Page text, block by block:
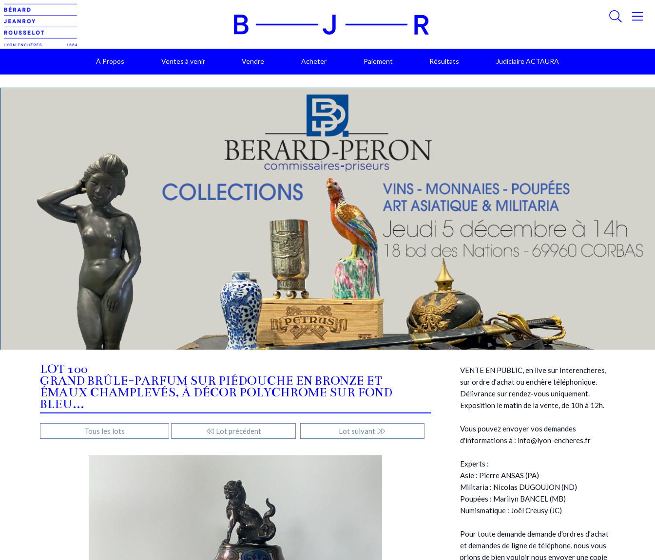
À Propos Ventes à venir Vendre Acheter Paiement Résultats Judiciaire ACTAURA
LOT 100
GRAND BRÛLE-PARFUM SUR PIÉDOUCHE EN BRONZE ET
ÉMAUX CHAMPLEVÉS, À DÉCOR POLYCHROME SUR FOND
BLEU...
Tous les lots Lot précédent Lot suivant
VENTE EN PUBLIC, en live sur Interencheres,
sur ordre d'achat ou enchère téléphonique.
Délivrance sur rendez-vous uniquement.
Exposition le matin de la vente, de 10h à 12h.
Vous pouvez envoyer vos demandes
d'informations à : info@lyon-encheres.fr
Experts :
Asie : Pierre ANSAS (PA)
Militaria : Nicolas DUGOUJON (ND)
Poupées : Marilyn BANCEL (MB)
Numismatique : Joël Creusy (JC)
Pour toute demande demande d'ordres d'achat
et demandes de ligne de téléphone, nous vous
prions de bien vouloir nous envoyer une copie